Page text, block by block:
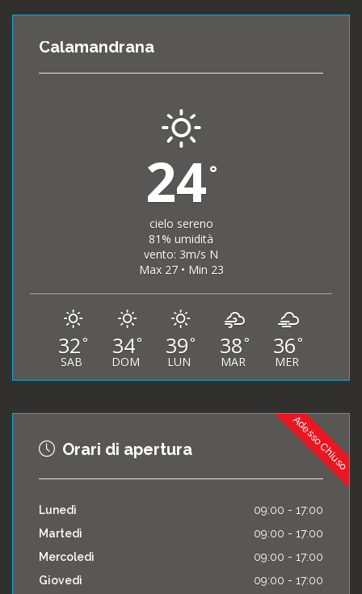
Calamandrana
24°
cielo sereno
81% umidità
vento: 3m/s N
Max 27 • Min 23
32°
SAB
34°
DOM
39°
LUN
38°
MAR
36°
MER
Adesso Chiuso
Orari di apertura
Lunedì
09:00 - 17:00
Martedì
09:00 - 17:00
Mercoledì
09:00 - 17:00
Giovedì
09:00 - 17:00